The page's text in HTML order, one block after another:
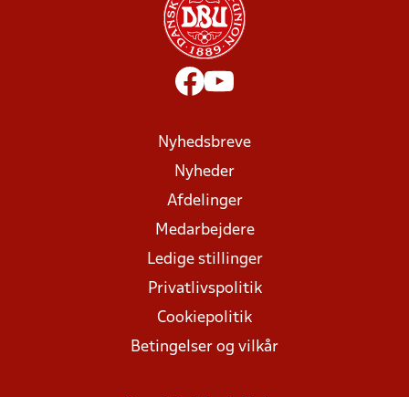
Nyhedsbreve
Nyheder
Afdelinger
Medarbejdere
Ledige stillinger
Privatlivspolitik
Cookiepolitik
Betingelser og vilkår